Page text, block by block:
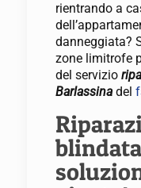
rientrando a
danneggiata?
zone limitrofe
del servizio
Barlassinadel